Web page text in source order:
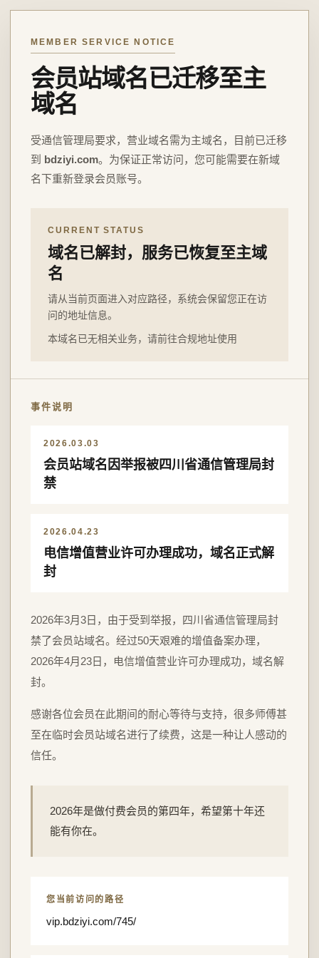
MEMBER SERVICE NOTICE
会员站域名已迁移至主
域名
受通信管理局要求，营业域名需为主域名，目前已迁移
到 bdziyi.com。为保证正常访问，您可能需要在新域
名下重新登录会员账号。
CURRENT STATUS
域名已解封，服务已恢复至主域
名
请从当前页面进入对应路径，系统会保留您正在访
问的地址信息。
本域名已无相关业务，请前往合规地址使用
事件说明
2026.03.03
会员站域名因举报被四川省通信管理局封
禁
2026.04.23
电信增值营业许可办理成功，域名正式解
封
2026年3月3日，由于受到举报，四川省通信管理局封
禁了会员站域名。经过50天艰难的增值备案办理，
2026年4月23日，电信增值营业许可办理成功，域名解
封。
感谢各位会员在此期间的耐心等待与支持，很多师傅甚
至在临时会员站域名进行了续费，这是一种让人感动的
信任。
2026年是做付费会员的第四年，希望第十年还
能有你在。
您当前访问的路径
vip.bdziyi.com/745/